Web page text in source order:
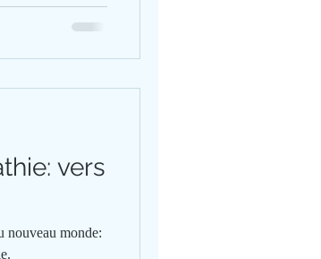
vers
nouveau monde: